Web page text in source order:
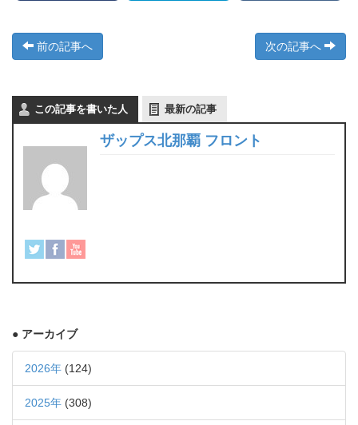
前の記事へ 次の記事へ
この記事を書いた人 最新の記事
ザップス北那覇 フロント
● アーカイブ
2026年 (124)
2025年 (308)